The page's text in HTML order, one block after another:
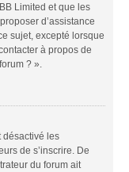
Limited et que les
d’assistance
sujet, excepté lorsque
à propos de
? ».
désactivé les
de s’inscrire. De
du forum ait